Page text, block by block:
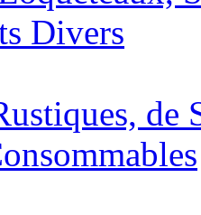
Divers
de